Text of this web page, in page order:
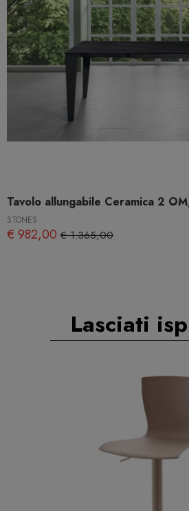
Tavolo allungabile Ceramica 2
STONES
€ 982,00 € 1.365,00
Lasciati